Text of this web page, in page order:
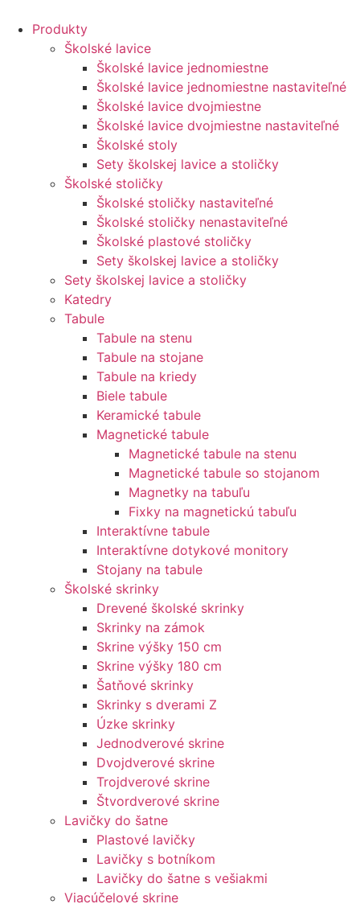
Produkty
Školské lavice
Školské lavice jednomiestne
Školské lavice jednomiestne nastaviteľné
Školské lavice dvojmiestne
Školské lavice dvojmiestne nastaviteľné
Školské stoly
Sety školskej lavice a stoličky
Školské stoličky
Školské stoličky nastaviteľné
Školské stoličky nenastaviteľné
Školské plastové stoličky
Sety školskej lavice a stoličky
Sety školskej lavice a stoličky
Katedry
Tabule
Tabule na stenu
Tabule na stojane
Tabule na kriedy
Biele tabule
Keramické tabule
Magnetické tabule
Magnetické tabule na stenu
Magnetické tabule so stojanom
Magnetky na tabuľu
Fixky na magnetickú tabuľu
Interaktívne tabule
Interaktívne dotykové monitory
Stojany na tabule
Školské skrinky
Drevené školské skrinky
Skrinky na zámok
Skrine výšky 150 cm
Skrine výšky 180 cm
Šatňové skrinky
Skrinky s dverami Z
Úzke skrinky
Jednodverové skrine
Dvojdverové skrine
Trojdverové skrine
Štvordverové skrine
Lavičky do šatne
Plastové lavičky
Lavičky s botníkom
Lavičky do šatne s vešiakmi
Viacúčelové skrine